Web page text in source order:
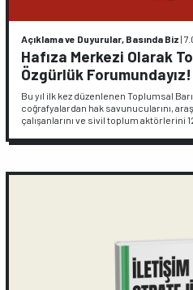
Açıklama ve Duyurular, Basında Biz |
Hafıza Merkezi Olarak
Özgürlük Forumundayız!
Bu yıl ilk kez düzenlenen Toplumsal
coğrafyalardan hak savunucularını,
çalışanlarını ve sivil toplum aktörlerini